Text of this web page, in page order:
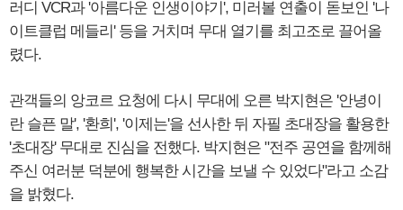
러디 VCR과 '아름다운 인생이야기', 미러볼 연출이 돋보인 '나
이트클럽 메들리' 등을 거치며 무대 열기를 최고조로 끌어올
렸다.
관객들의 앙코르 요청에 다시 무대에 오른 박지현은 '안녕이
란 슬픈 말', '환희', '이제는'을 선사한 뒤 자필 초대장을 활용한
'초대장' 무대로 진심을 전했다. 박지현은 "전주 공연을 함께해
주신 여러분 덕분에 행복한 시간을 보낼 수 있었다"라고 소감
을 밝혔다.